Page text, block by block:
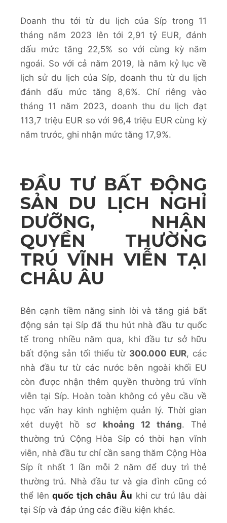
Doanh thu tới từ du lịch của Síp trong 11
tháng năm 2023 lên tới 2,91 tỷ EUR, đánh
dấu mức tăng 22,5% so với cùng kỳ năm
ngoái. So với cả năm 2019, là năm kỷ lục về
lịch sử du lịch của Síp, doanh thu từ du lịch
đánh dấu mức tăng 8,6%. Chỉ riêng vào
tháng 11 năm 2023, doanh thu du lịch đạt
113,7 triệu EUR so với 96,4 triệu EUR cùng kỳ
năm trước, ghi nhận mức tăng 17,9%.
ĐẦU TƯ BẤT ĐỘNG
SẢN DU LỊCH NGHỈ
DƯỠNG, NHẬN
QUYỀN THƯỜNG
TRÚ VĨNH VIỄN TẠI
CHÂU ÂU
Bên cạnh tiềm năng sinh lời và tăng giá bất
động sản tại Síp đã thu hút nhà đầu tư quốc
tế trong nhiều năm qua, khi đầu tư sở hữu
bất động sản tối thiểu từ 300.000 EUR, các
nhà đầu tư từ các nước bên ngoài khối EU
còn được nhận thêm quyền thường trú vĩnh
viễn tại Síp. Hoàn toàn không có yêu cầu về
học vấn hay kinh nghiệm quản lý. Thời gian
xét duyệt hồ sơ khoảng 12 tháng. Thẻ
thường trú Cộng Hòa Síp có thời hạn vĩnh
viễn, nhà đầu tư chỉ cần sang thăm Cộng Hòa
Síp ít nhất 1 lần mỗi 2 năm để duy trì thẻ
thường trú. Nhà đầu tư và gia đình cũng có
thể lênquốc tịch châu Âu khi cư trú lâu dài
tại Síp và đáp ứng các điều kiện khác.